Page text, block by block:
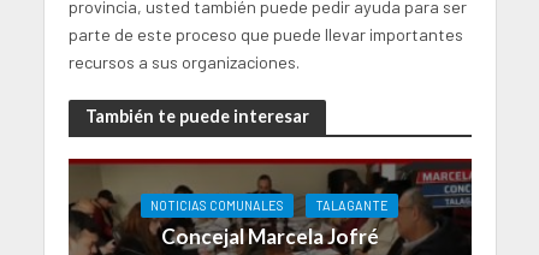
provincia, usted también puede pedir ayuda para ser
parte de este proceso que puede llevar importantes
recursos a sus organizaciones.
También te puede interesar
NOTICIAS COMUNALES TALAGANTE
Concejal Marcela Jofré